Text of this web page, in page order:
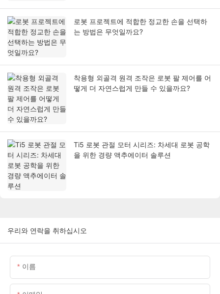
로봇 프로젝트에 적합한 정교한 손을 선택하
는 방법은 무엇일까요?
착용형 외골격 원격 조작은 로봇 팔 제어를 어
떻게 더 자연스럽게 만들 수 있을까요?
Ti5 로봇 관절 모터 시리즈: 차세대 로봇 공학
을 위한 경량 액추에이터 솔루션
우리와 연락을 취하십시오
이름